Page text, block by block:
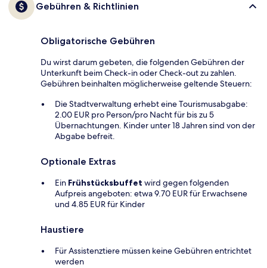
Gebühren & Richtlinien
Obligatorische Gebühren
Du wirst darum gebeten, die folgenden Gebühren der
Unterkunft beim Check-in oder Check-out zu zahlen.
Gebühren beinhalten möglicherweise geltende Steuern:
Die Stadtverwaltung erhebt eine Tourismusabgabe:
2.00 EUR pro Person/pro Nacht für bis zu 5
Übernachtungen. Kinder unter 18 Jahren sind von der
Abgabe befreit.
Optionale Extras
Ein Frühstücksbuffet wird gegen folgenden
Aufpreis angeboten: etwa 9.70 EUR für Erwachsene
und 4.85 EUR für Kinder
Haustiere
Für Assistenztiere müssen keine Gebühren entrichtet
werden